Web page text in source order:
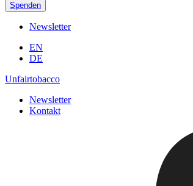
Spenden
Newsletter
EN
DE
Unfairtobacco
Newsletter
Kontakt